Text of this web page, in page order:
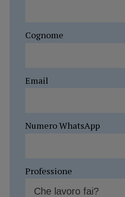
Cognome
Email
Numero WhatsApp
Professione